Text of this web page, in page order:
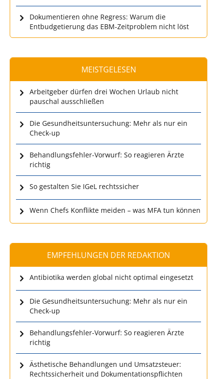
Dokumentieren ohne Regress: Warum die
Entbudgetierung das EBM-Zeitproblem nicht löst
MEISTGELESEN
Arbeitgeber dürfen drei Wochen Urlaub nicht
pauschal ausschließen
Die Gesundheitsuntersuchung: Mehr als nur ein
Check-up
Behandlungsfehler-Vorwurf: So reagieren Ärzte
richtig
So gestalten Sie IGeL rechtssicher
Wenn Chefs Konflikte meiden – was MFA tun können
EMPFEHLUNGEN DER REDAKTION
Antibiotika werden global nicht optimal eingesetzt
Die Gesundheitsuntersuchung: Mehr als nur ein
Check-up
Behandlungsfehler-Vorwurf: So reagieren Ärzte
richtig
Ästhetische Behandlungen und Umsatzsteuer:
Rechtssicherheit und Dokumentationspflichten